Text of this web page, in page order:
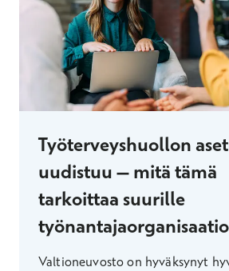
Työterveyshuollon
uudistuu – mitä tämä
tarkoittaa suurille
Valtioneuvosto on hyväksynyt